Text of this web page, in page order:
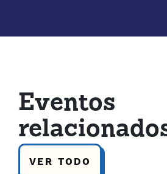
Eventos
VER TODO